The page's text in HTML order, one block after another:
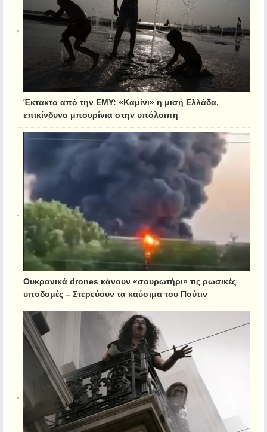
Έκτακτο από την ΕΜΥ: «Καμίνι» η μισή Ελλάδα,
επικίνδυνα μπουρίνια στην υπόλοιπη
Ουκρανικά drones κάνουν «σουρωτήρι» τις ρωσικές
υποδομές – Στερεύουν τα καύσιμα του Πούτιν